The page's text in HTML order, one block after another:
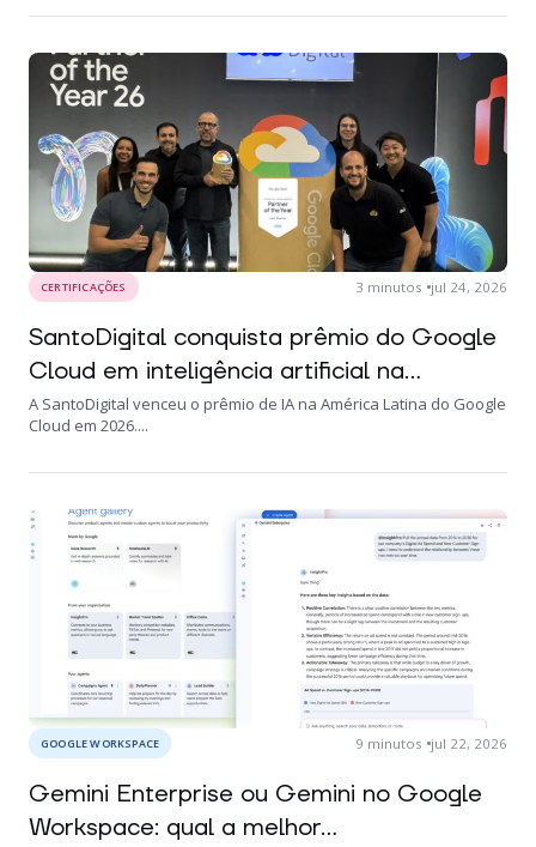
CERTIFICAÇÕES 3 minutos jul 24, 2026
SantoDigital conquista prêmio do Google
Cloud em inteligência artificial na...
A SantoDigital venceu o prêmio de IA na América Latina do Google
Cloud em 2026....
GOOGLE WORKSPACE 9 minutos jul 22, 2026
Gemini Enterprise ou Gemini no Google
Workspace: qual a melhor...